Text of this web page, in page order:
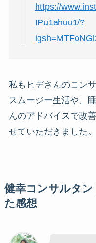
https://
IPu1ahuu1/?
私もヒデさんのコン
スムージー生活や、
んのアドバイスで改
せていただきました。
健幸コンサルタ
た感想